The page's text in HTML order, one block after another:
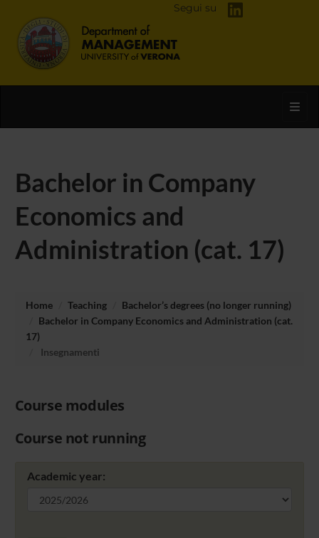
Segui su
Bachelor in Company
Economics and
Administration (cat. 17)
Home Teaching
Bachelor’s degrees (no longer running)
Bachelor in Company Economics and Administration (cat.
17)
Insegnamenti
Course modules
Course not running
Academic year: